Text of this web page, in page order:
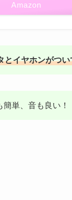
Amazon
とイヤホンがつ
単、音も良い！